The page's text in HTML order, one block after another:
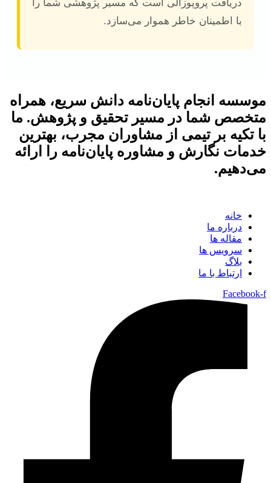
دریافت پروپوزالی است که مسیر پژوهشی شما را
با اطمینان خاطر هموار می‌سازد.
موسسه انجام پایان‌نامه دانش سریع، همراه
متخصص شما در مسیر تحقیق و پژوهش. ما
با تکیه بر تیمی از مشاوران مجرب، بهترین
خدمات نگارش و مشاوره پایان‌نامه را ارائه
می‌دهیم.
خانه
درباره ما
مقاله ها
سرویس ها
بلاگ
ارتباط با ما
Facebook-f